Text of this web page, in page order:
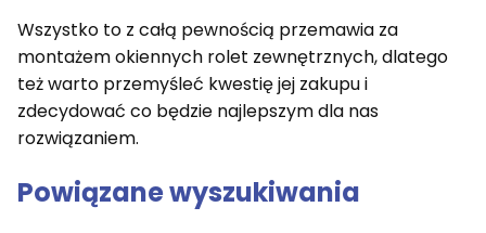
Wszystko to z całą pewnością przemawia za
montażem okiennych rolet zewnętrznych, dlatego
też warto przemyśleć kwestię jej zakupu i
zdecydować co będzie najlepszym dla nas
rozwiązaniem.
Powiązane wyszukiwania